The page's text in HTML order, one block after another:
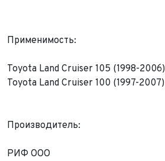
Применимость:
Toyota Land Cruiser 105 (1998-2006)
Toyota Land Cruiser 100 (1997-2007)
Производитель:
РИФ ООО